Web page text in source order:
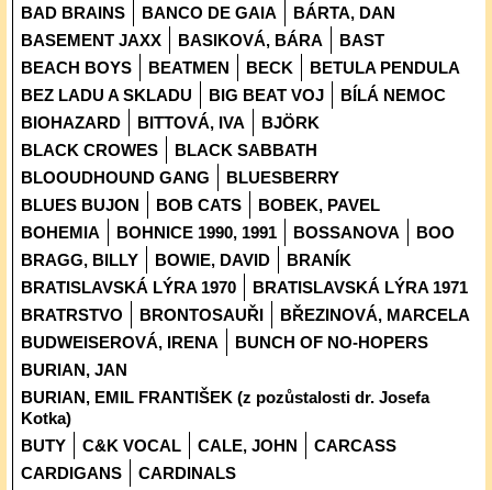
BAD BRAINS
BANCO DE GAIA
BÁRTA, DAN
BASEMENT JAXX
BASIKOVÁ, BÁRA
BAST
BEACH BOYS
BEATMEN BECK
BETULA PENDULA
BEZ LADU A SKLADU
BIG BEAT VOJ
BÍLÁ NEMOC
BIOHAZARD
BITTOVÁ, IVA
BJÖRK
BLACK CROWES
BLACK SABBATH
BLOOUDHOUND GANG
BLUESBERRY
BLUES BUJON
BOB CATS
BOBEK, PAVEL
BOHEMIA
BOHNICE 1990, 1991 BOSSANOVA
BOO
BRAGG, BILLY
BOWIE, DAVID
BRANÍK
BRATISLAVSKÁ LÝRA 1970
BRATISLAVSKÁ LÝRA 1971
BRATRSTVO
BRONTOSAUŘI
BŘEZINOVÁ, MARCELA
BUDWEISEROVÁ, IRENA
BUNCH OF NO-HOPERS
BURIAN, JAN
BURIAN, EMIL FRANTIŠEK (z pozůstalosti dr. Josefa
Kotka)
BUTY
C&K VOCAL CALE, JOHN
CARCASS
CARDIGANS
CARDINALS